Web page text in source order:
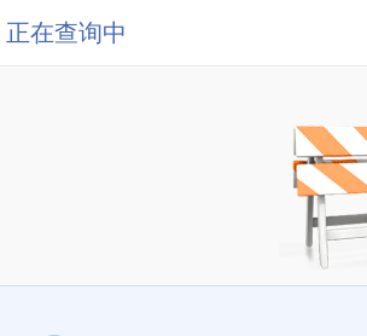
正在查询中